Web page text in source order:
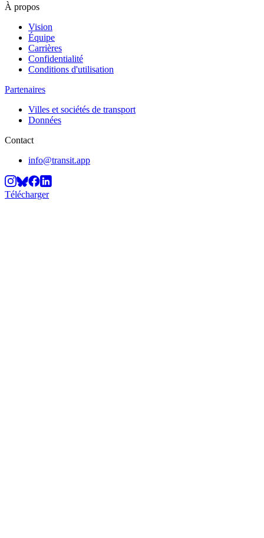
À propos
Vision
Équipe
Carrières
Confidentialité
Conditions d'utilisation
Partenaires
Villes et sociétés de transport
Données
Contact
info@transit.app
Télécharger